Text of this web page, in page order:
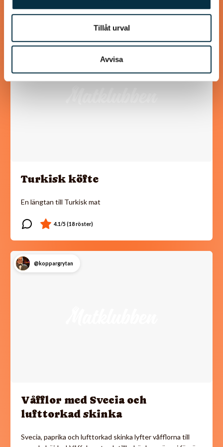
Tillåt urval
Avvisa
@koppargrytan
Turkisk köfte
En längtan till Turkisk mat
@koppargrytan
Våfflor med Svecia och
lufttorkad skinka
Svecia, paprika och lufttorkad skinka lyfter våfflorna till